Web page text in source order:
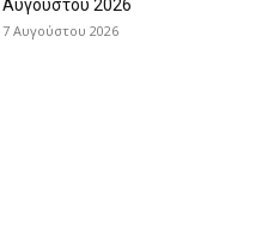
Αυγούστου 2026
7 Αυγούστου 2026